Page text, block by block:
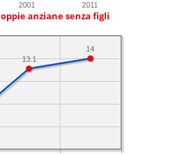
2001 2011
anziane senza figli
14
13.1